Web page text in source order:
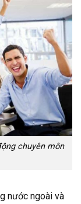
chuyên môn
nước ngoài và